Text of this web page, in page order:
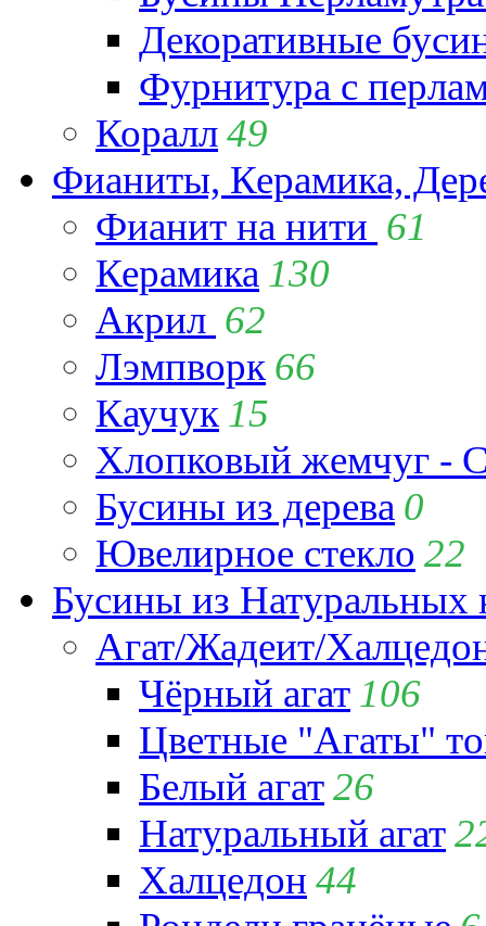
Декоративные
Фурнитура с
Коралл49
Фианиты, Керамика,
Фианит на нити 61
Керамика 130
Акрил 62
Лэмпворк 66
Каучук 15
Хлопковый жемчуг -
Бусины из дерева 0
Ювелирное стекло 22
Бусины из Натуральных
Агат/Жадеит/
Чёрный агат 106
Цветные "Агаты"
Белый агат26
Натуральный агат
Халцедон 44